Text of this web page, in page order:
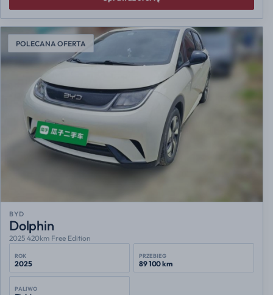
POLECANA OFERTA
BYD
Dolphin
2025 420km Free Edition
ROK
2025
PRZEBIEG
89 100 km
PALIWO